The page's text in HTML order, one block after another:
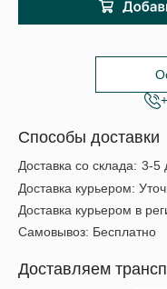
Способы доставки
Доставка со склада: 3-5
Доставка курьером:
Доставка курьером в
Самовывоз: Бесплатно
Доставляем